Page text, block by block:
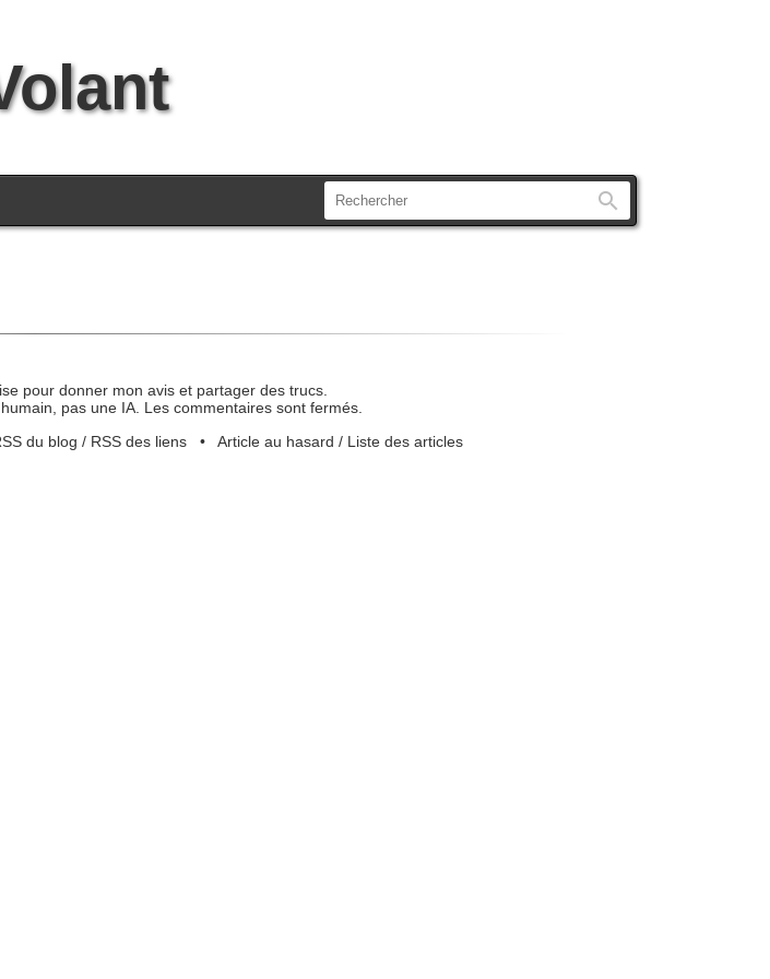
pour donner mon avis et partager des trucs.
pas une IA. Les commentaires sont fermés.
du blog / RSS des liens• Article au hasard / Liste des articles